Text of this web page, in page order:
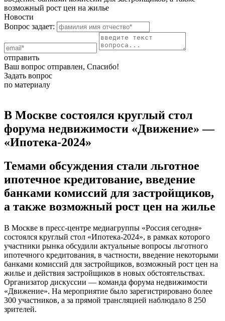
возможный рост цен на жилье
Новости
Вопрос задает:
отправить
Ваш вопрос отправлен, Спасибо!
Задать вопрос
по материалу
В Москве состоялся круглый стол
форума недвижимости «Движение» —
«Ипотека-2024»
Темами обсуждения стали льготное
ипотечное кредитование, введение
банками комиссий для застройщиков,
а также возможный рост цен на жилье
В Москве в пресс-центре медиагруппы «Россия сегодня»
состоялся круглый стол «Ипотека-2024», в рамках которого
участники рынка обсудили актуальные вопросы льготного
ипотечного кредитования, в частности, введение некоторыми
банками комиссий для застройщиков, возможный рост цен на
жилье и действия застройщиков в новых обстоятельствах.
Организатор дискуссии — команда форума недвижимости
«Движение». На мероприятие было зарегистрировано более
300 участников, а за прямой трансляцией наблюдало 8 250
зрителей.